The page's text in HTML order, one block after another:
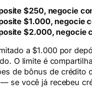
$250, negocie
$1.000, negocie
$2.000, negocie
a $1.000 por
O limite é
de bônus de crédito
se você já recebeu